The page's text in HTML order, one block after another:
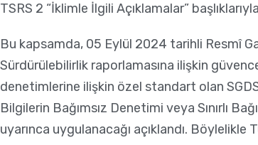
TSRS 2 “İklimle İlgili Açıklamalar”
Bu kapsamda, 05 Eylül 2024 tarihli Resmî
Sürdürülebilirlik raporlamasına ilişkin
denetimlerine ilişkin özel standart olan
Bilgilerin Bağımsız Denetimi veya Sınırlı
uyarınca uygulanacağı açıklandı.